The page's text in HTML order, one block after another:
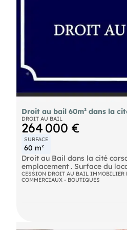
Droit au bail 60m² dans la
DROIT AU BAIL
264 000 €
SURFACE
60 m²
Droit au Bail dans la cité
emplacement . Surface du
wc, point d'eau. Contactez Honoraires : 10 % TTC à
la charge de l'acquéreur Prix
euros Selon l'article L.561.5
Financier, pour
CESSION DROIT AU BAIL IMMOBILIER
COMMERCIAUX - BOUTIQUES